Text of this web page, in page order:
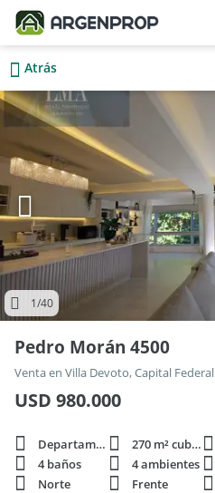
Atrás
1/40
Pedro Morán 4500
Venta en Villa Devoto, Capital Federal
USD 980.000
Departamento 270 m² cubie.
4 baños
4 ambientes
Norte
Frente